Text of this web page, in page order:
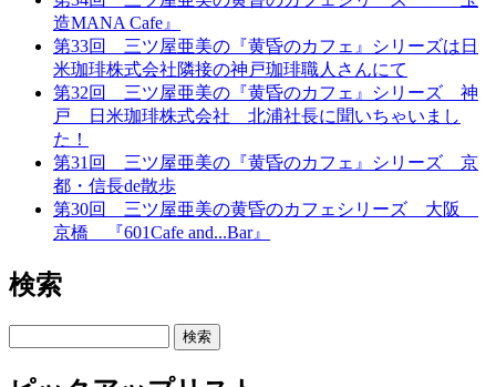
造MANA Cafe』
第33回 三ツ屋亜美の『黄昏のカフェ』シリーズは日
米珈琲株式会社隣接の神戸珈琲職人さんにて
第32回 三ツ屋亜美の『黄昏のカフェ』シリーズ 神
戸 日米珈琲株式会社 北浦社長に聞いちゃいまし
た！
第31回 三ツ屋亜美の『黄昏のカフェ』シリーズ 京
都・信長de散歩
第30回 三ツ屋亜美の黄昏のカフェシリーズ 大阪
京橋 『601Cafe and...Bar』
検索
検索